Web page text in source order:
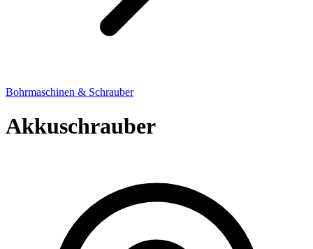
Bohrmaschinen & Schrauber
Akkuschrauber